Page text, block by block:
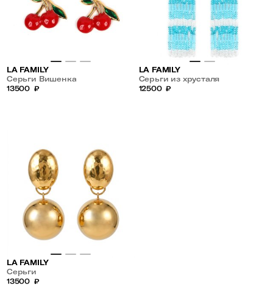
LA FAMILY
Серьги Вишенка
13500 ₽
LA FAMILY
Серьги из хрусталя
12500 ₽
LA FAMILY
Серьги
13500 ₽